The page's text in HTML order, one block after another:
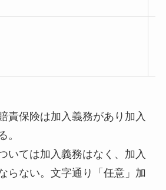
責保険は加入義務があり加入
。
いては加入義務はなく、加入
らない。文字通り「任意」加